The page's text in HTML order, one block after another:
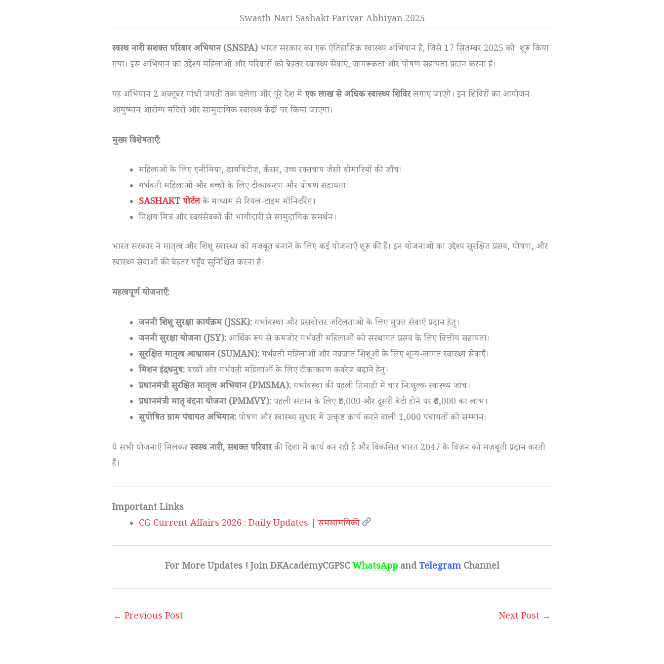
Swasth Nari Sashakt Parivar Abhiyan 2025
स्वस्थ नारी सशक्त परिवार अभियान (SNSPA) भारत सरकार का एक ऐतिहासिक स्वास्थ्य अभियान है, जिसे 17 सितम्बर 2025 को शुरू किया
गया। इस अभियान का उद्देश्य महिलाओं और परिवारों को बेहतर स्वास्थ्य सेवाएं, जागरूकता और पोषण सहायता प्रदान करना है।
यह अभियान 2 अक्टूबर गांधी जयंती तक चलेगा और पूरे देश मेंएक लाख से अधिक स्वास्थ्य शिविरलगाए जाएंगे। इन शिविरों का आयोजन
आयुष्मान आरोग्य मंदिरों और सामुदायिक स्वास्थ्य केंद्रों पर किया जाएगा।
मुख्य विशेषताएँ:
महिलाओं के लिए एनीमिया, डायबिटीज़, कैंसर, उच्च रक्तचाप जैसी बीमारियों की जाँच।
गर्भवती महिलाओं और बच्चों के लिए टीकाकरण और पोषण सहायता।
SASHAKT पोर्टलके माध्यम से रियल-टाइम मॉनिटरिंग।
निक्षय मित्र और स्वयंसेवकों की भागीदारी से सामुदायिक समर्थन।
भारत सरकार ने मातृत्व और शिशु स्वास्थ्य को मज़बूत बनाने के लिए कई योजनाएँ शुरू की हैं। इन योजनाओं का उद्देश्य सुरक्षित प्रसव, पोषण, और
स्वास्थ्य सेवाओं की बेहतर पहुँच सुनिश्चित करना है।
महत्वपूर्ण योजनाएँ:
जननी शिशु सुरक्षा कार्यक्रम (JSSK):गर्भावस्था और प्रसवोत्तर जटिलताओं के लिए मुफ्त सेवाएँ प्रदान हेतु।
जननी सुरक्षा योजना (JSY):आर्थिक रूप से कमजोर गर्भवती महिलाओं को संस्थागत प्रसव के लिए वित्तीय सहायता।
सुरक्षित मातृत्व आश्वासन (SUMAN):गर्भवती महिलाओं और नवजात शिशुओं के लिए शून्य-लागत स्वास्थ्य सेवाएँ।
मिशन इंद्रधनुष:बच्चों और गर्भवती महिलाओं के लिए टीकाकरण कवरेज बढ़ाने हेतु।
प्रधानमंत्री सुरक्षित मातृत्व अभियान (PMSMA):गर्भावस्था की पहली तिमाही में चार नि:शुल्क स्वास्थ्य जांच।
प्रधानमंत्री मातृ वंदना योजना (PMMVY):पहली संतान के लिए ₹5,000 और दूसरी बेटी होने पर ₹6,000 का लाभ।
सुपोषित ग्राम पंचायत अभियान:पोषण और स्वास्थ्य सुधार में उत्कृष्ट कार्य करने वाली 1,000 पंचायतों को सम्मान।
ये सभी योजनाएँ मिलकरस्वस्थ नारी, सशक्त परिवारकी दिशा में कार्य कर रही हैं और विकसित भारत 2047 के विज़न को मज़बूती प्रदान करती
हैं।
Important Links
CG Current Affairs 2026 : Daily Updates | समसामयिकी
For More Updates ! Join DKAcademyCGPSCWhatsApp andTelegram Channel
← Previous Post Next Post →